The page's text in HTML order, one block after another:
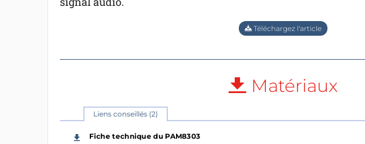
Téléchargez l'article
Matériaux
Liens conseillés (2)
Fiche technique du PAM8303